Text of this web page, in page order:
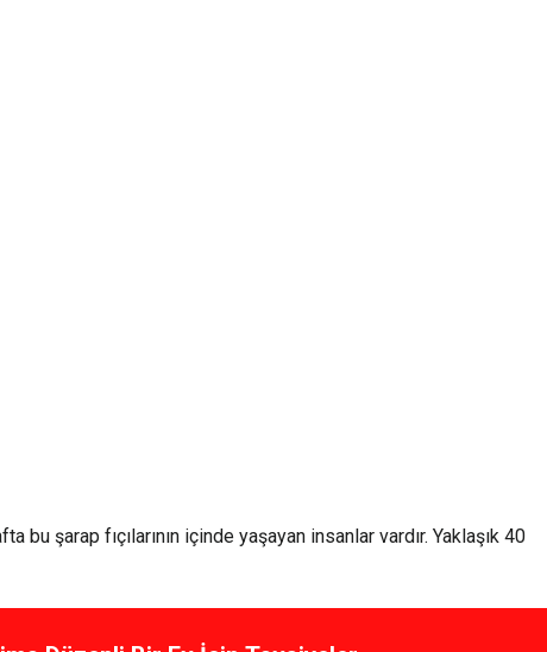
bu şarap fıçılarının içinde yaşayan insanlar vardır. Yaklaşık 40